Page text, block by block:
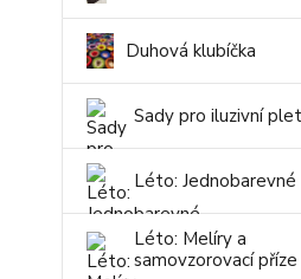
Duhová klubíčka
Sady pro iluzivní
Léto: Jednobarevné
Léto: Melíry a
samovzorovací příze